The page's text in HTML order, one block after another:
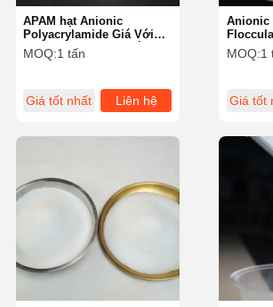
Anionic
hoàn
lý nước
MOQ:1
Giá tốt
APAM hạt Anionic
Polyacrylamide Giá Với
thời gian hòa tan ngắn và
tốc độ hòa tan nhanh
MOQ:1 tấn
Giá tốt nhất Liên hệ